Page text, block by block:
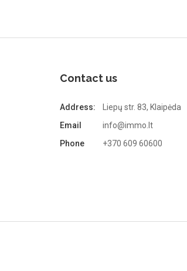
Contact us
Address:
Liepų str. 83, Klaipėda
Email
info@immo.lt
Phone
+370 609 60600